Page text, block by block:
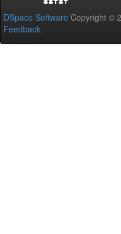
DSpace Software Copyright ©
Feedback